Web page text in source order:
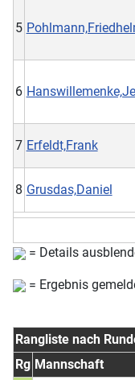
5
6
7 Erfeldt,Frank
8 Grusdas,Daniel
= Details
= Ergebnis
Rangliste nach
Rg Mannschaft